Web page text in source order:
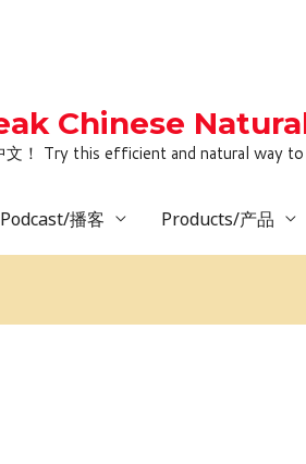
Chinese
！ Try this efficient and natural way
Podcast/播客 Products/产品